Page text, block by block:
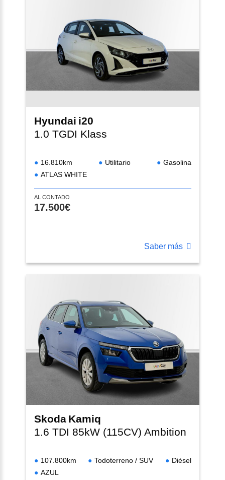
Hyundai i20
1.0 TGDI Klass
16.810km Utilitario
Gasolina
ATLAS WHITE
AL CONTADO
17.500€
Saber más
Skoda Kamiq
1.6 TDI 85kW (115CV) Ambition
107.800km Todoterreno / SUV
Diésel
AZUL